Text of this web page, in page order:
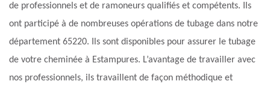
de professionnels et de ramoneurs qualifiés et compétents. Ils
ont participé à de nombreuses opérations de tubage dans notre
département 65220. Ils sont disponibles pour assurer le tubage
de votre cheminée à Estampures. L’avantage de travailler avec
nos professionnels, ils travaillent de façon méthodique et